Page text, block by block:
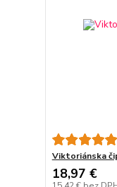
Viktoriánska
18,97 €